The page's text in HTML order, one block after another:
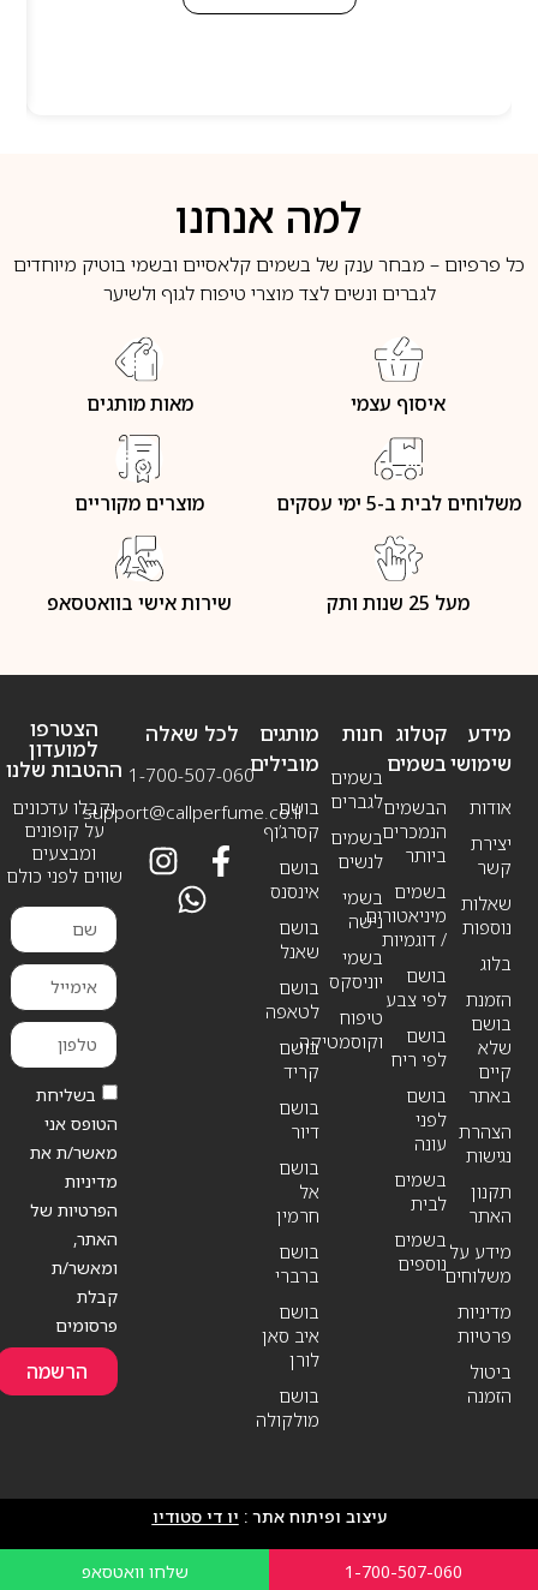
למה אנחנו
כל פרפיום – מבחר ענק של בשמים קלאסיים ובשמי בוטיק מיוחדים
לגברים ונשים לצד מוצרי טיפוח לגוף ולשיער
איסוף עצמי מאות מותגים
משלוחים לבית ב-5 ימי עסקים מוצרים מקוריים
מעל 25 שנות ותק שירות אישי בוואטסאפ
מידע
שימושי
אודות
יצירת
קשר
שאלות
נוספות
בלוג
הזמנת
בושם
שלא
קיים
באתר
הצהרת
נגישות
תקנון
האתר
מידע על
משלוחים
מדיניות
פרטיות
ביטול
הזמנה
חנות
בשמים
לגברים
בשמים
לנשים
בשמי
נישה
בשמי
יוניסקס
טיפוח
וקוסמטיקה
קטלוג
בשמים
הבשמים
הנמכרים
ביותר
בשמים
מיניאטורים
/ דוגמיות
בושם
לפי צבע
בושם
לפי ריח
בושם
לפני
עונה
בשמים
לבית
בשמים
נוספים
מותגים
מובילים
בושם
קסרג’וף
בושם
אינסנס
בושם
שאנל
בושם
לטאפה
בושם
קריד
בושם
דיור
בושם
אל
חרמין
בושם
ברברי
בושם
איב סאן
לורן
בושם
מולקולה
לכל שאלה
1-700-507-060
support@callperfume.co.il
הצטרפו
למועדון
ההטבות שלנו
וקבלו עדכונים
על קופונים
ומבצעים
שווים לפני כולם
בשליחת
הטופס אני
מאשר/ת את
מדיניות
הפרטיות של
האתר,
ומאשר/ת
קבלת
פרסומים
הרשמה
עיצוב ופיתוח אתר : יו די סטודיו
1-700-507-060 שלחו וואטסאפ